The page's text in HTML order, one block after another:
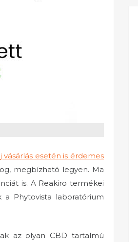
vásárlás esetén is érdemes
megbízható legyen. Ma
is. A Reakiro termékei
Phytovista laboratórium
az olyan CBD tartalmú